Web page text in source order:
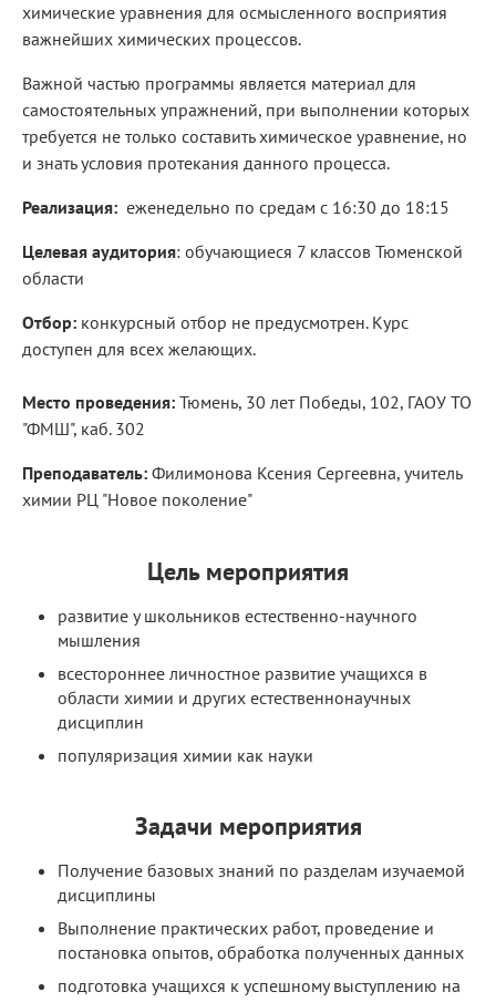
химические уравнения для осмысленного восприятия
важнейших химических процессов.
Важной частью программы является материал для
самостоятельных упражнений, при выполнении которых
требуется не только составить химическое уравнение, но
и знать условия протекания данного процесса.
Реализация: еженедельно по средам с 16:30 до 18:15
Целевая аудитория: обучающиеся 7 классов Тюменской
области
Отбор: конкурсный отбор не предусмотрен. Курс
доступен для всех желающих.
Место проведения: Тюмень, 30 лет Победы, 102, ГАОУ ТО
"ФМШ", каб. 302
Преподаватель: Филимонова Ксения Сергеевна, учитель
химии РЦ "Новое поколение"
Цель мероприятия
развитие у школьников естественно-научного
мышления
всестороннее личностное развитие учащихся в
области химии и других естественнонаучных
дисциплин
популяризация химии как науки
Задачи мероприятия
Получение базовых знаний по разделам изучаемой
дисциплины
Выполнение практических работ, проведение и
постановка опытов, обработка полученных данных
подготовка учащихся к успешному выступлению на